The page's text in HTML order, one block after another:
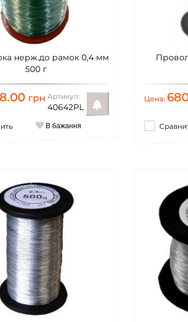
нерж.до рамок 0,4 мм
500 г
грн Артикул:
40642PL
В бажання
Цена: